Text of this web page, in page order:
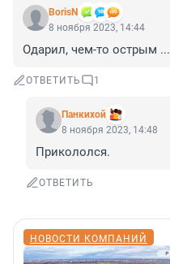
BorisN
8 ноября 2023, 14:44
Одарил, чем-то острым ...
ОТВЕТИТЬ 1
Панкихой
8 ноября 2023, 14:48
Прикололся.
ОТВЕТИТЬ
НОВОСТИ КОМПАНИЙ